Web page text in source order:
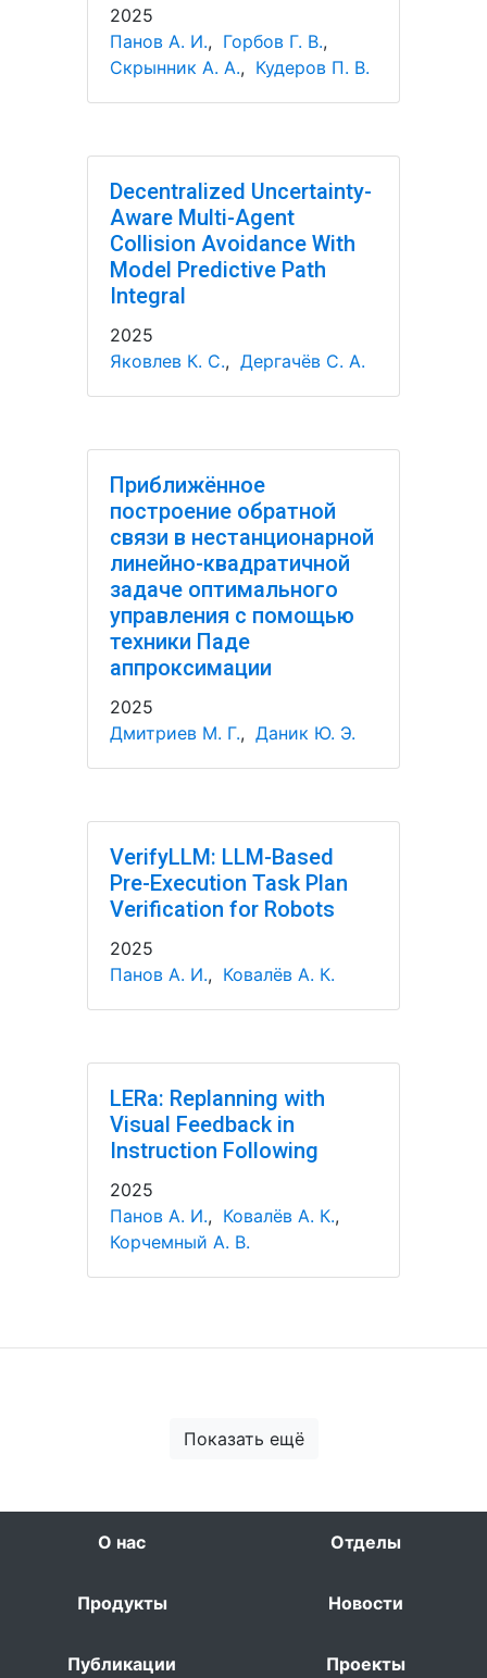
2025
Панов А. И., Горбов Г. В.,
Скрынник А. А., Кудеров П. В.
Decentralized Uncertainty-
Aware Multi-Agent
Collision Avoidance With
Model Predictive Path
Integral
2025
Яковлев К. С., Дергачёв С. А.
Приближённое
построение обратной
связи в нестанционарной
линейно-квадратичной
задаче оптимального
управления с помощью
техники Паде
аппроксимации
2025
Дмитриев М. Г., Даник Ю. Э.
VerifyLLM: LLM-Based
Pre-Execution Task Plan
Verification for Robots
2025
Панов А. И., Ковалёв А. К.
LERa: Replanning with
Visual Feedback in
Instruction Following
2025
Панов А. И., Ковалёв А. К.,
Корчемный А. В.
Показать ещё
О нас Отделы
Продукты Новости
Публикации Проекты